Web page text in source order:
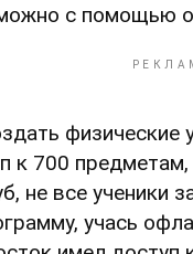
с помощью
к 700
не все ученики
учась